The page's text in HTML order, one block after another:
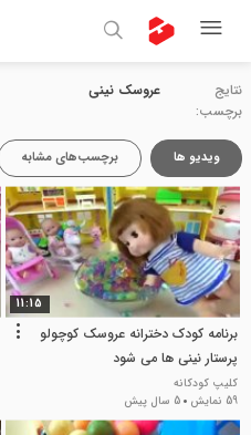
نتایج
برچسب:
عروسک نینی
ویدیو ها برچسب‌های مشابه
11:15
برنامه کودک دخترانه عروسک کوچولو
پرستار نینی ها می شود
کلیپ کودکانه
59 نمایش
5 سال پیش